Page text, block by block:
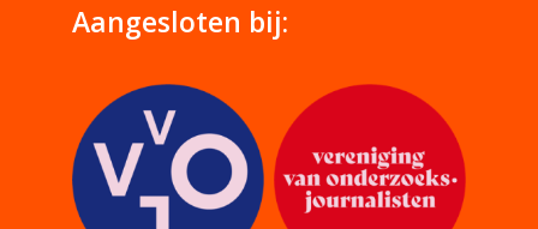
Aangesloten bij: